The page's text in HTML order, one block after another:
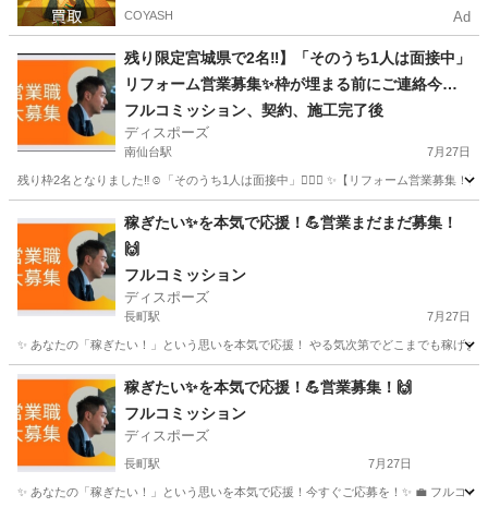
COYASH Ad
残り限定宮城県で2名‼︎】「そのうち1人は面接中」
リフォーム営業募集✨枠が埋まる前にご連絡今す
ぐ下さい‼︎👍
フルコミッション、契約、施工完了後
ディスポーズ
南仙台駅 7月27日
残り枠2名となりました‼︎☺️「そのうち1人は面接中」🙇🏻‍♂️ ✨【リフォーム営業募集！
南仙台駅 営業 やる気
稼ぎたい✨を本気で応援！💪営業まだまだ募集！
🙌
フルコミッション
ディスポーズ
長町駅 7月27日
✨ あなたの「稼ぎたい！」という思いを本気で応援！ やる気次第でどこまでも稼げ
宮城 仙台市 長町駅 営業 やる気
稼ぎたい✨を本気で応援！💪営業募集！🙌
フルコミッション
ディスポーズ
長町駅 7月27日
✨ あなたの「稼ぎたい！」という思いを本気で応援！今すぐご応募を！✨ 💼 フルコ